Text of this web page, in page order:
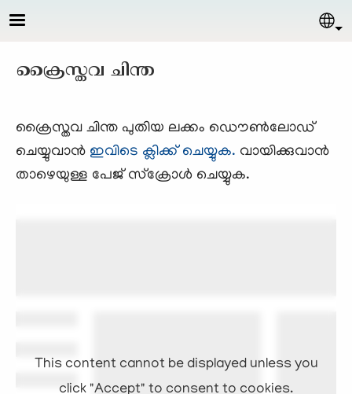
Skip to main content
ക്രൈസ്തവ ചിന്ത
ക്രൈസ്തവ ചിന്ത പുതിയ ലക്കം ഡൌണ്‍ലോഡ്
ചെയ്യുവാന്‍ ഇവിടെ ക്ലിക്ക് ചെയ്യുക. വായിക്കുവാന്‍
താഴെയുള്ള പേജ് സ്ക്രോള്‍ ചെയ്യുക.
This content cannot be displayed unless you
click "Accept" to consent to cookies.